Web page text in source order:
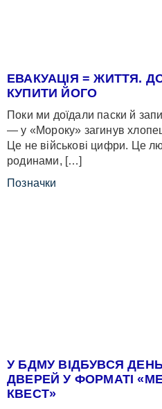
ЕВАКУАЦІЯ = ЖИТТЯ.
КУПИТИ ЙОГО
Поки ми доїдали паски й
— у «Мороку» загинув
Це не військові цифри. Це
родинами, […]
Позначки
У БДМУ ВІДБУВСЯ
ДВЕРЕЙ У ФОРМАТІ
КВЕСТ»